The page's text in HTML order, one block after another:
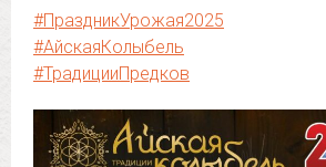
#ПраздникУрожая2025
#АйскаяКолыбель
#ТрадицииПредков